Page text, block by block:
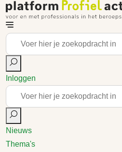
Inloggen
Nieuws
Thema's